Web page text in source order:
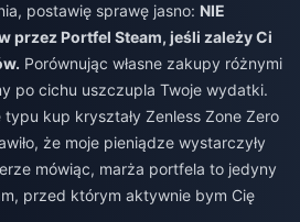
postawię sprawę jasno: NIE
przez Portfel Steam, jeśli zależy Ci
Porównując własne zakupy różnymi
po cichu uszczupla Twoje wydatki.
typu kup kryształy Zenless Zone Zero
że moje pieniądze wystarczyły
mówiąc, marża portfela to jedyny
przed którym aktywnie bym Cię